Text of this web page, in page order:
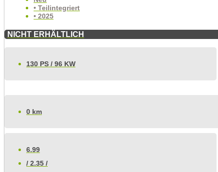
• Teilintegriert
• 2025
NICHT ERHÄLTLICH
130 PS / 96 KW
0 km
6.99
/ 2.35 /